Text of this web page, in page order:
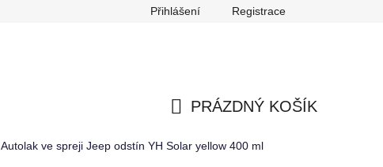
Reklamace Odstoupení od smlouvy
Přihlášení Registrace
PRÁZDNÝ KOŠÍK
Autolak ve spreji Jeep odstín YH Solar yellow 400 ml